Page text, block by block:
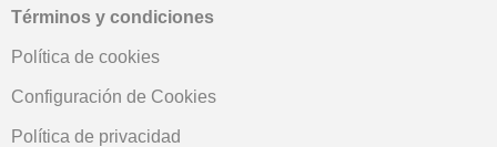
Términos y condiciones
Política de cookies
Configuración de Cookies
Política de privacidad